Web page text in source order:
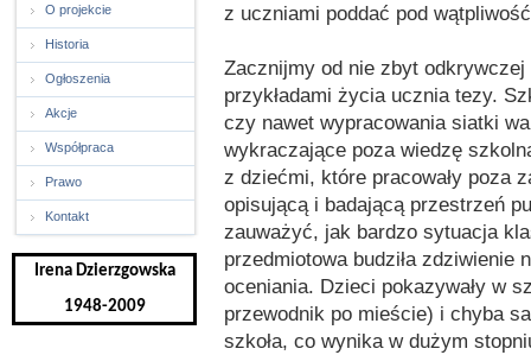
O projekcie
Historia
Ogłoszenia
Akcje
Współpraca
Prawo
Kontakt
Irena Dzierzgowska
1948-2009
z uczniami poddać pod
Zacznijmy od nie zbyt
przykładami życia ucznia tezy.
czy nawet wypracowania siatki
wykraczające poza wiedzę
z dziećmi, które pracowały poza
opisującą i badającą przestrzeń
zauważyć, jak bardzo sytuacja
przedmiotowa budziła zdziwienie
oceniania. Dzieci pokazywały w
przewodnik po mieście) i chyba
szkoła, co wynika w dużym